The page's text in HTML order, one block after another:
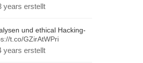
years erstellt
und ethical Hacking-
t.co/GZirAtWPri
years erstellt